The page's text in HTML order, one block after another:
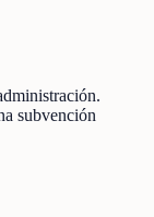
subvención